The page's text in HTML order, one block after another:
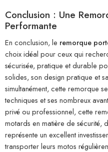
Conclusion : Une
Performante
En conclusion, le remorque
choix idéal pour ceux qui
sécurisée, pratique et durable
solides, son design pratique et
simultanément, cette remorque
techniques et ses nombreux
privé ou professionnel, cette
motards en matière de
représente un excellent
transporter leurs motos